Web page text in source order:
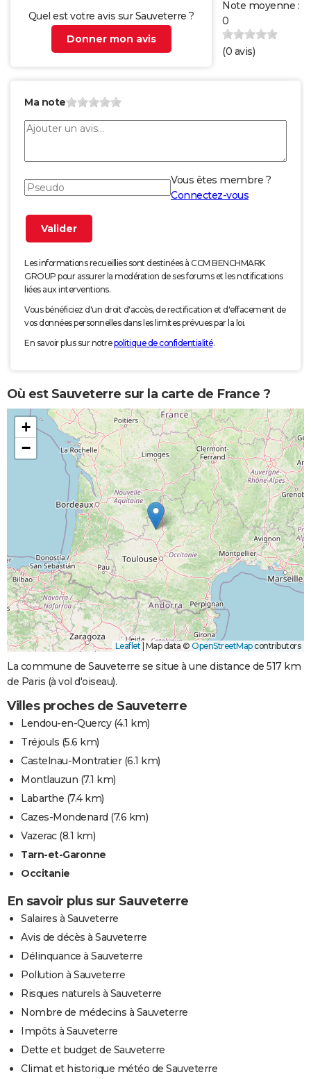
Quel est votre avis sur Sauveterre ?
Donner mon avis
Note moyenne :
0
(0 avis)
Ma note
Vous êtes membre ?
Connectez-vous
Les informations recueillies sont destinées à CCM BENCHMARK
GROUP pour assurer la modération de ses forums et les notifications
liées aux interventions.
Vous bénéficiez d'un droit d'accès, de rectification et d'effacement de
vos données personnelles dans les limites prévues par la loi.
En savoir plus sur notrepolitique de confidentialité.
Où est Sauveterre sur la carte de France ?
+
−
Leaflet Map data © OpenStreetMapcontributors
La commune de Sauveterre se situe à une distance de 517 km
de Paris (à vol d'oiseau).
Villes proches de Sauveterre
Lendou-en-Quercy(4.1 km)
Tréjouls (5.6 km)
Castelnau-Montratier(6.1 km)
Montlauzun (7.1 km)
Labarthe (7.4 km)
Cazes-Mondenard (7.6 km)
Vazerac(8.1 km)
Tarn-et-Garonne
Occitanie
En savoir plus sur Sauveterre
Salaires à Sauveterre
Avis de décès à Sauveterre
Délinquance à Sauveterre
Pollution à Sauveterre
Risques naturels à Sauveterre
Nombre de médecins à Sauveterre
Impôts à Sauveterre
Dette et budget de Sauveterre
Climat et historique météo de Sauveterre